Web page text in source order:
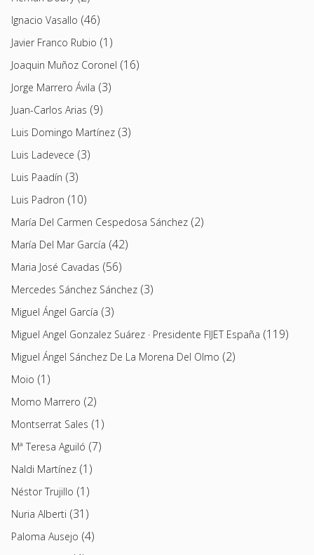
Ignacio Vasallo (46)
Javier Franco Rubio (1)
Joaquin Muñoz Coronel (16)
Jorge Marrero Ávila (3)
Juan-Carlos Arias (9)
Luis Domingo Martínez (3)
Luis Ladevece (3)
Luis Paadín (3)
Luis Padron (10)
María Del Carmen Cespedosa Sánchez (2)
María Del Mar García (42)
Maria José Cavadas (56)
Mercedes Sánchez Sánchez (3)
Miguel Ángel García (3)
Miguel Angel Gonzalez Suárez · Presidente FIJET España (119)
Miguel Ángel Sánchez De La Morena Del Olmo (2)
Moio (1)
Momo Marrero (2)
Montserrat Sales (1)
Mª Teresa Aguiló (7)
Naldi Martínez (1)
Néstor Trujillo (1)
Nuria Alberti (31)
Paloma Ausejo (4)